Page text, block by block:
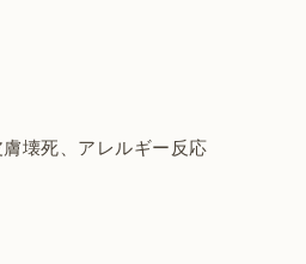
壊死、アレルギー反応